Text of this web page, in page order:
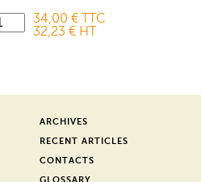
34,00 € TTC
32,23 € HT
ARCHIVES
RECENT ARTICLES
CONTACTS
GLOSSARY